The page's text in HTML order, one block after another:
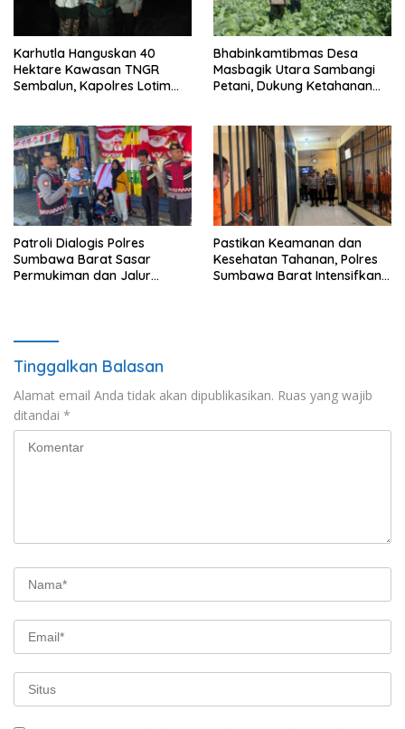
Karhutla Hanguskan 40
Hektare Kawasan TNGR
Sembalun, Kapolres Lotim
Bhabinkamtibmas Desa
Masbagik Utara Sambangi
Petani, Dukung Ketahanan
Patroli Dialogis Polres
Sumbawa Barat Sasar
Permukiman dan Jalur
Pastikan Keamanan dan
Kesehatan Tahanan, Polres
Sumbawa Barat Intensifkan
Tinggalkan Balasan
Alamat email Anda tidak akan dipublikasikan. Ruas yang wajib
ditandai *